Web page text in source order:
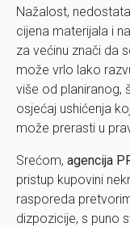
Nažalost,
cijena materijala i
za većinu znači da
može vrlo lako
više od planiranog,
osjećaj ushićenja
može prerasti u
Srećom, agencija
pristup kupovini
rasporeda
dizpozicije, s puno